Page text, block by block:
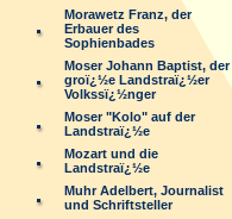
Morawetz Franz, der
Erbauer des
Sophienbades
Moser Johann Baptist, der
groï¿½e Landstraï¿½er
Volkssï¿½nger
Moser "Kolo" auf der
Landstraï¿½e
Mozart und die
Landstraï¿½e
Muhr Adelbert, Journalist
und Schriftsteller